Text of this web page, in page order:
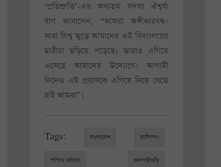
‘প্রতিশ্রুতি’-এর অন্যতম সদস্য ঐশ্বর্যা
বাগ জানালেন, “আমরা অঙ্গীকারবদ্ধ।
সারা বিশ্ব জুড়ে আমাদের এই বিদ্যালয়ের
ছাত্রীরা ছড়িয়ে পড়েছে। তারাও এগিয়ে
এসেছে আমাদের উদ্যোগে। আগামী
দিনেও এই প্রয়াসকে এগিয়ে নিয়ে যেতে
চাই আমরা”।
Tags: বাংলাদেশ কালিম্পং
পশ্চিম বর্ধমান জলপাইগুড়ি